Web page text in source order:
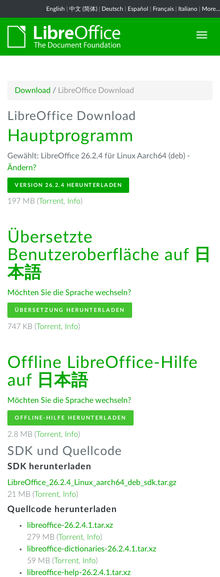
English 中文 (简体) Deutsch Español Français Italiano More...
Download / LibreOffice Download
LibreOffice Download
Hauptprogramm
Gewählt: LibreOffice 26.2.4 für Linux Aarch64 (deb) -
Ändern?
VERSION 26.2.4 HERUNTERLADEN
197 MB (Torrent, Info)
Übersetzte
Benutzeroberfläche auf 日
本語
Möchten Sie die Sprache wechseln?
ÜBERSETZUNG HERUNTERLADEN
747 KB (Torrent, Info)
Offline LibreOffice-Hilfe
auf 日本語
Möchten Sie die Sprache wechseln?
OFFLINE-HILFE HERUNTERLADEN
2.8 MB (Torrent, Info)
SDK und Quellcode
SDK herunterladen
LibreOffice_26.2.4_Linux_aarch64_deb_sdk.tar.gz
21 MB (Torrent, Info)
Quellcode herunterladen
libreoffice-26.2.4.1.tar.xz
279 MB (Torrent, Info)
libreoffice-dictionaries-26.2.4.1.tar.xz
59 MB (Torrent, Info)
libreoffice-help-26.2.4.1.tar.xz